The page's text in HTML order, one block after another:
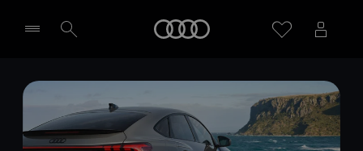
Händler wählen